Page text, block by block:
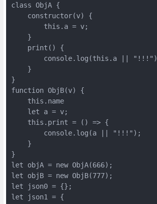
class ObjA {
    constructor(v) {
        this.a = v;
    }
    print() {
console.log(this.a ||
    }
}
function ObjB(v) {
    this.name
    let a = v;
    this.print = () => {
        console.log(a || "!!!");
    }
}
let objA = new ObjA(666);
let objB = new ObjB(777);
let json0 = {};
let json1 = {